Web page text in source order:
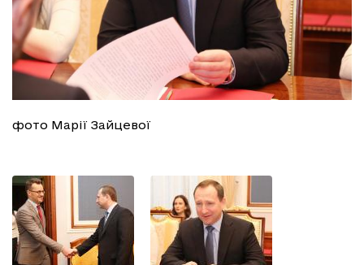
фото Марії Зайцевої